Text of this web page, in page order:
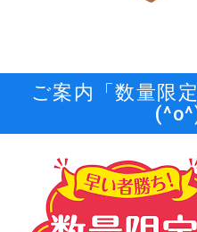
ご案内「数量限